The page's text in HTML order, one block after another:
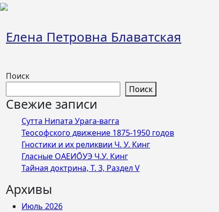
Перейти
Елена Петровна Блаватская
Поиск
Поиск
Свежие записи
Сутта Нипата Урага-вагга
Теософского движение 1875-1950 годов
Гностики и их реликвии Ч. У. Кинг
Гласные ОАЕИО̄УЭ Ч.У. Кинг
Тайная доктрина, Т. 3, Раздел V
Архивы
Июль 2026